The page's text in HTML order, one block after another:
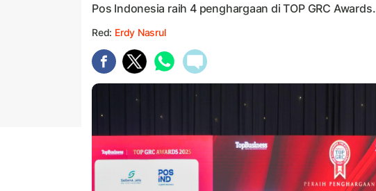
Pos Indonesia raih 4 penghargaan di TOP GRC Awards.
Red: Erdy Nasrul